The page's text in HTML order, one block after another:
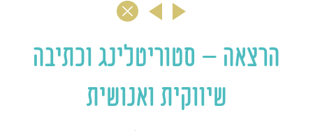
הרצאה – סטוריטלינג וכתיבה
שיווקית ואנושית